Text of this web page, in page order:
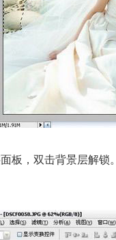
板，双击背景层解锁。